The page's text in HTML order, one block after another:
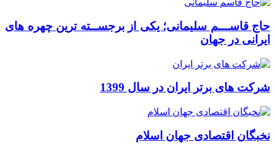
حاج قاســـم سلیمانی؛ یکی از برجســته ترین چهره های
ایرانی در جهان
شرکت های برتر ایران در سال 1399
نخبگان اقتصادی جهان اسلام